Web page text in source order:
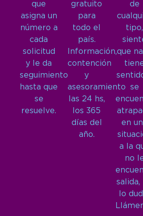
que
asigna un
número a
cada
solicitud
y le da
seguimiento
hasta que
se
resuelve.
gratuito
para
todo el
país.
Información,
contención
y
asesoramiento
las 24 hs,
los 365
días del
año.
de
tipo,
que
se
en
a la
no
salida,
lo